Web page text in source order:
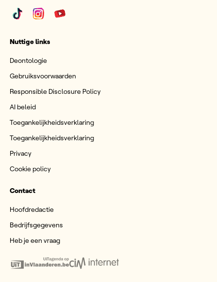
Nuttige links
Deontologie
Gebruiksvoorwaarden
Responsible Disclosure Policy
AI beleid
Toegankelijkheidsverklaring
Toegankelijkheidsverklaring
Privacy
Cookie policy
Contact
Hoofdredactie
Bedrijfsgegevens
Heb je een vraag